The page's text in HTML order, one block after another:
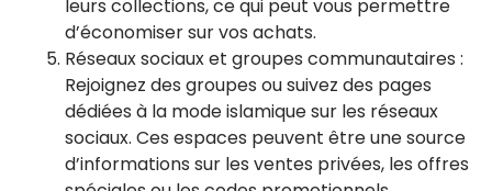
leurs collections, ce qui peut vous permettre
d’économiser sur vos achats.
Réseaux sociaux et groupes communautaires :
Rejoignez des groupes ou suivez des pages
dédiées à la mode islamique sur les réseaux
sociaux. Ces espaces peuvent être une source
d’informations sur les ventes privées, les offres